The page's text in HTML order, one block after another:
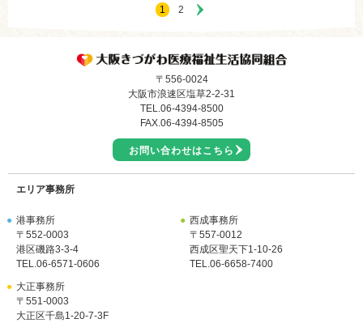
1 2
〒556-0024
大阪市浪速区塩草2-2-31
TEL.06-4394-8500
FAX.06-4394-8505
お問い合わせはこちら
エリア事務所
● 港事務所
〒552-0003
港区磯路3-3-4
TEL.06-6571-0606
● 西成事務所
〒557-0012
西成区聖天下1-10-26
TEL.06-6658-7400
● 大正事務所
〒551-0003
大正区千島1-20-7-3F